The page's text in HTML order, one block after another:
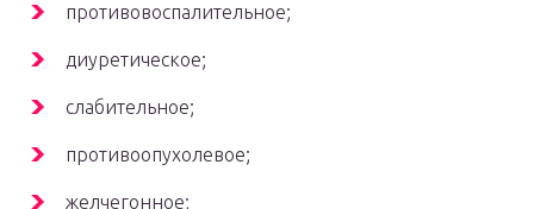
противовоспалительное;
диуретическое;
слабительное;
противоопухолевое;
желчегонное;